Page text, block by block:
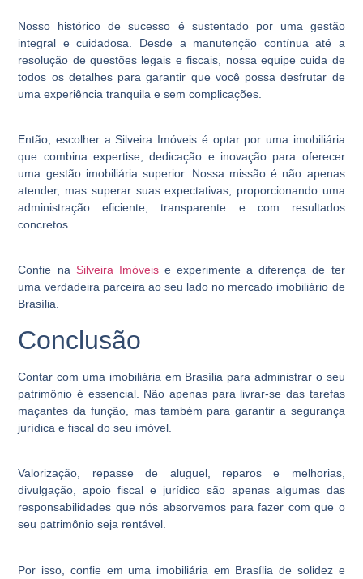
Nosso histórico de sucesso é sustentado por uma gestão
integral e cuidadosa. Desde a manutenção contínua até a
resolução de questões legais e fiscais, nossa equipe cuida de
todos os detalhes para garantir que você possa desfrutar de
uma experiência tranquila e sem complicações.
Então, escolher a Silveira Imóveis é optar por uma imobiliária
que combina expertise, dedicação e inovação para oferecer
uma gestão imobiliária superior. Nossa missão é não apenas
atender, mas superar suas expectativas, proporcionando uma
administração eficiente, transparente e com resultados
concretos.
Confie na Silveira Imóveise experimente a diferença de ter
uma verdadeira parceira ao seu lado no mercado imobiliário de
Brasília.
Conclusão
Contar com uma imobiliária em Brasília para administrar o seu
patrimônio é essencial. Não apenas para livrar-se das tarefas
maçantes da função, mas também para garantir a segurança
jurídica e fiscal do seu imóvel.
Valorização, repasse de aluguel, reparos e melhorias,
divulgação, apoio fiscal e jurídico são apenas algumas das
responsabilidades que nós absorvemos para fazer com que o
seu patrimônio seja rentável.
Por isso, confie em uma imobiliária em Brasília de solidez e